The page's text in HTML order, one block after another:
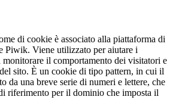
di cookie è associato alla piattaforma di
Piwik. Viene utilizzato per aiutare i
il comportamento dei visitatori e
sito. È un cookie di tipo pattern, in cui il
da una breve serie di numeri e lettere, che
riferimento per il dominio che imposta il